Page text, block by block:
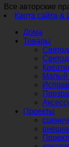
Все авторские
Карта сайта &
Дома
Товары
Малый
Проекты